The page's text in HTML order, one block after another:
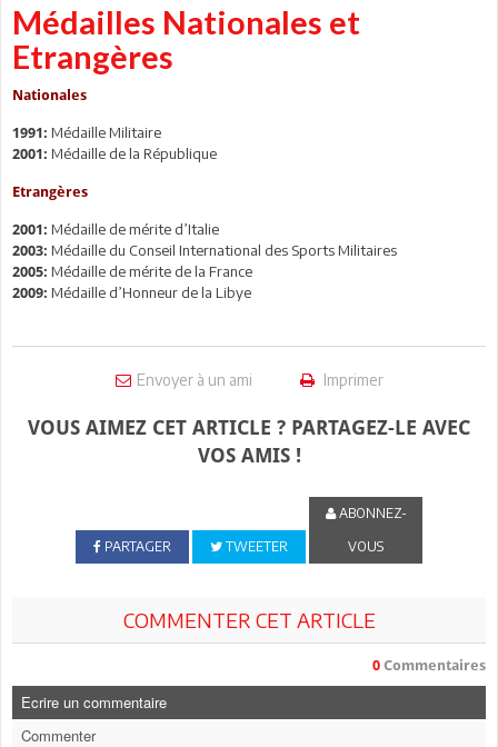
Médailles Nationales et
Etrangères
Nationales
1991: Médaille Militaire
2001: Médaille de la République
Etrangères
2001: Médaille de mérite d’Italie
2003: Médaille du Conseil International des Sports Militaires
2005: Médaille de mérite de la France
2009: Médaille d’Honneur de la Libye
Envoyer à un ami Imprimer
VOUS AIMEZ CET ARTICLE ? PARTAGEZ-LE AVEC
VOS AMIS !
PARTAGER TWEETER
ABONNEZ-
VOUS
COMMENTER CET ARTICLE
0 Commentaires
Ecrire un commentaire
Commenter